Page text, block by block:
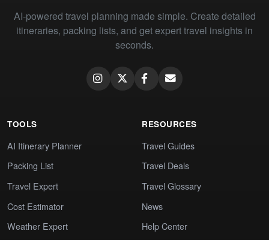
AI-powered travel planning made simple. Create detailed
itineraries, packing lists, and get expert travel insights in
seconds.
TOOLS
AI Itinerary Planner
Packing List
Travel Expert
Cost Estimator
Weather Expert
RESOURCES
Travel Guides
Travel Deals
Travel Glossary
News
Help Center